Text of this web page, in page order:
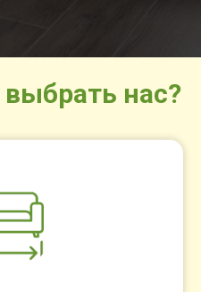
выбрать нас?